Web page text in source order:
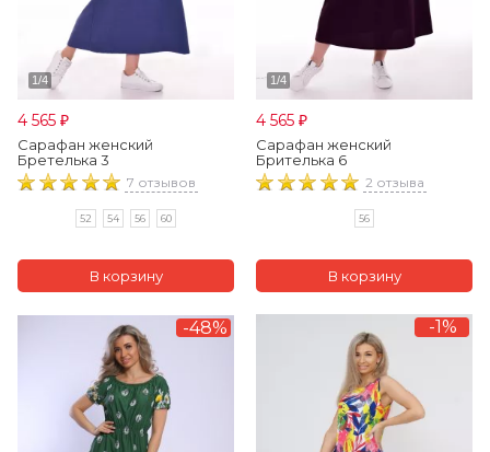
4 565 ₽
Сарафан женский
Бретелька 3
7 отзывов
52 54 56 60
4 565 ₽
Сарафан женский
Брителька 6
2 отзыва
56
-48% -1%